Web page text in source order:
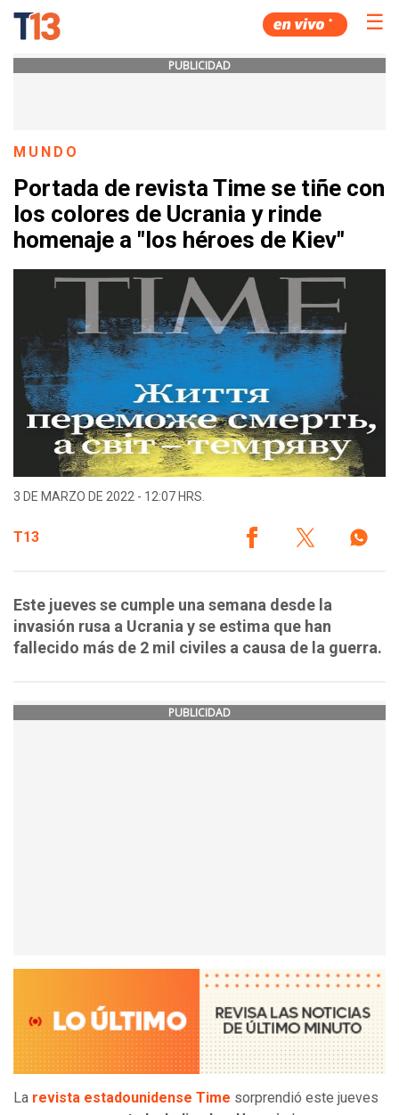
☰
PUBLICIDAD
MUNDO
Portada de revista Time se tiñe con
los colores de Ucrania y rinde
homenaje a "los héroes de Kiev"
3 DE MARZO DE 2022 - 12:07 HRS.
T13
Este jueves se cumple una semana desde la
invasión rusa a Ucrania y se estima que han
fallecido más de 2 mil civiles a causa de la guerra.
PUBLICIDAD
La revista estadounidense Time sorprendió este jueves